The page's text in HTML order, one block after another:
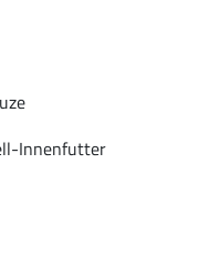
Innenfutter